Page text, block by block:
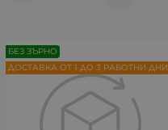
БЕЗ ЗЪРНО
ДОСТАВКА ОТ 1 ДО 3 РАБОТНИ ДНИ